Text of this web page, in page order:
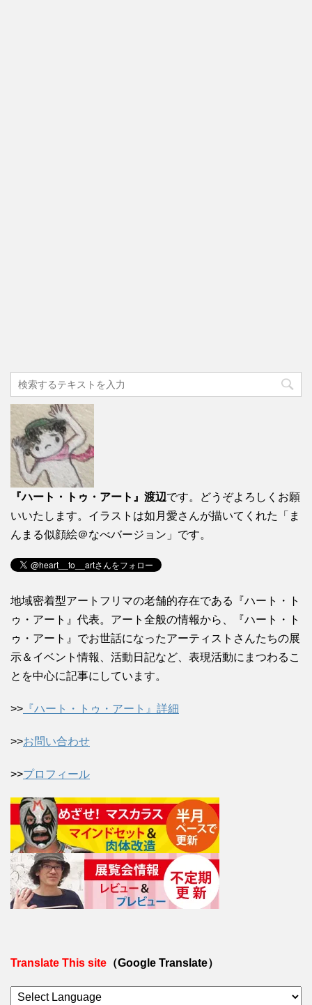
『ハート・トゥ・アート』渡辺です。どうぞよろしくお願
いいたします。イラストは如月愛さんが描いてくれた「ま
んまる似顔絵＠なべバージョン」です。
地域密着型アートフリマの老舗的存在である『ハート・ト
ゥ・アート』代表。アート全般の情報から、『ハート・ト
ゥ・アート』でお世話になったアーティストさんたちの展
示＆イベント情報、活動日記など、表現活動にまつわるこ
とを中心に記事にしています。
>> 『ハート・トゥ・アート』詳細
>>お問い合わせ
>>プロフィール
Translate This site （Google Translate）